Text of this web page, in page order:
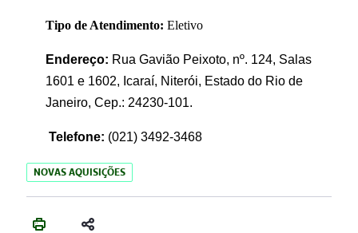
Tipo de Atendimento: Eletivo
Endereço: Rua Gavião Peixoto, nº. 124, Salas
1601 e 1602, Icaraí, Niterói, Estado do Rio de
Janeiro, Cep.: 24230-101.
Telefone: (021) 3492-3468
NOVAS AQUISIÇÕES